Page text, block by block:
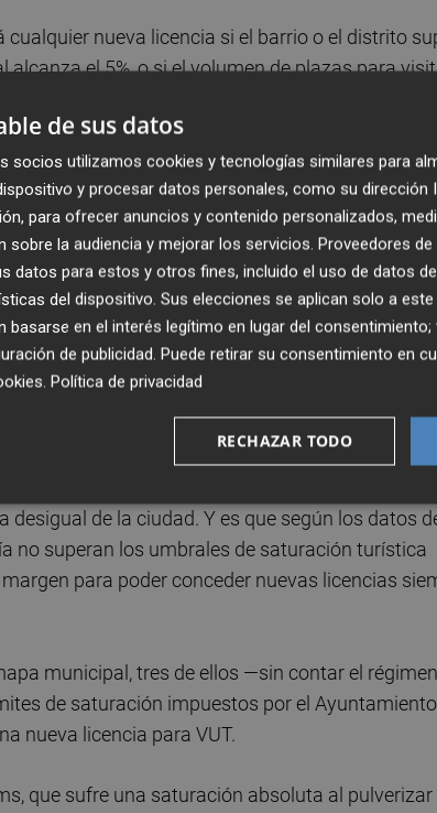
nueva licencia si el barrio o el distrito
el 5%, o si el volumen de plazas para
en ese mismo barrio o distrito. A estas
partes de la comunidad de vecinos donde se
la Ley estatal de Propiedad Horizontal- o que la
y no tenga vecinos en plantas inferiores.
en los distintos barrios de la ciudad, el
viviendas turísticas que existen -
aquellas legalmente registradas.
habitante y máximo del 2%
que no se supere el 8% de plazas
VUT no supongan más del 2% del total de
de la ciudad. Y es que según los datos
no superan los umbrales de saturación turística
para poder conceder nuevas licencias
municipal, tres de ellos —sin contar el régimen
de saturación impuestos por el
nueva licencia para VUT.
que sufre una saturación absoluta al pulverizar
de sus datos
socios utilizamos cookies y tecnologías similares para
y procesar datos personales, como su dirección
para ofrecer anuncios y contenido personalizados,
sobre la audiencia y mejorar los servicios. Proveedores
datos para estos y otros fines, incluido el uso de datos
del dispositivo. Sus elecciones se aplican solo a
basarse en el interés legítimo en lugar del
de publicidad. Puede retirar su consentimiento en
. Política de privacidad
RECHAZAR TODO